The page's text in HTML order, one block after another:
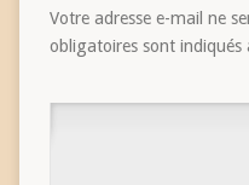
Votre adresse e-mail ne
obligatoires sont indiqués